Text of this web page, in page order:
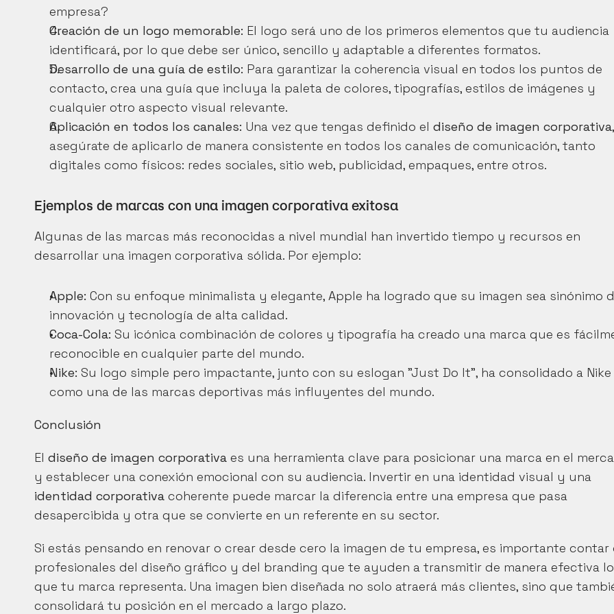
empresa?
Creación de un logo memorable: El logo será uno de los primeros elementos que tu audiencia
identificará, por lo que debe ser único, sencillo y adaptable a diferentes formatos.
Desarrollo de una guía de estilo: Para garantizar la coherencia visual en todos los puntos de
contacto, crea una guía que incluya la paleta de colores, tipografías, estilos de imágenes y
cualquier otro aspecto visual relevante.
Aplicación en todos los canales: Una vez que tengas definido el diseño de imagen corporativa,
asegúrate de aplicarlo de manera consistente en todos los canales de comunicación, tanto
digitales como físicos: redes sociales, sitio web, publicidad, empaques, entre otros.
Ejemplos de marcas con una imagen corporativa exitosa
Algunas de las marcas más reconocidas a nivel mundial han invertido tiempo y recursos en
desarrollar una imagen corporativa sólida. Por ejemplo:
Apple: Con su enfoque minimalista y elegante, Apple ha logrado que su imagen sea sinónimo
innovación y tecnología de alta calidad.
Coca-Cola: Su icónica combinación de colores y tipografía ha creado una marca que es
reconocible en cualquier parte del mundo.
Nike: Su logo simple pero impactante, junto con su eslogan "Just Do It", ha consolidado a Nike
como una de las marcas deportivas más influyentes del mundo.
Conclusión
El diseño de imagen corporativa es una herramienta clave para posicionar una marca en el
identidad corporativa coherente puede marcar la diferencia entre una empresa que pasa
desapercibida y otra que se convierte en un referente en su sector.
Si estás pensando en renovar o crear desde cero la imagen de tu empresa, es importante contar
profesionales del diseño gráfico y del branding que te ayuden a transmitir de manera efectiva lo
que tu marca representa. Una imagen bien diseñada no solo atraerá más clientes, sino que
consolidará tu posición en el mercado a largo plazo.